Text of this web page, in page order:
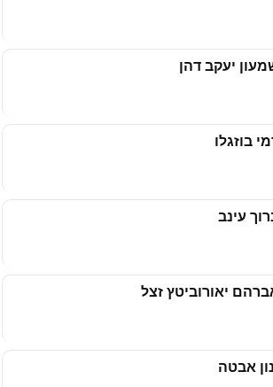
יעקב דהן
עינב
יאורוביטץ זצל
אבטה